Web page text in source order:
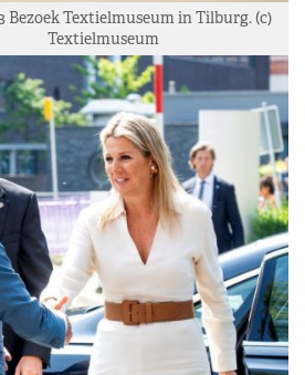
Bezoek Textielmuseum in Tilburg. (c)
Textielmuseum